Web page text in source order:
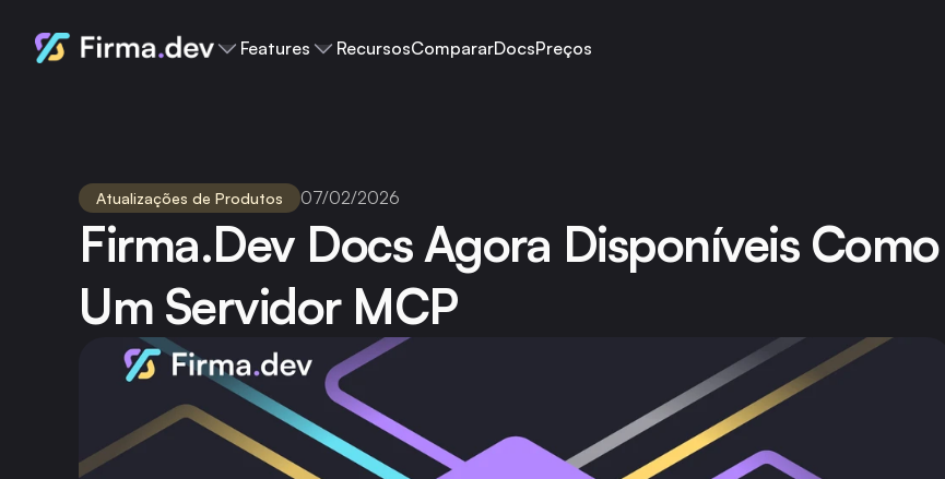
Features RecursosCompararDocsPreços
Atualizações de Produtos 07/02/2026
Firma.dev Docs Agora Disponíveis Como
Um Servidor MCP